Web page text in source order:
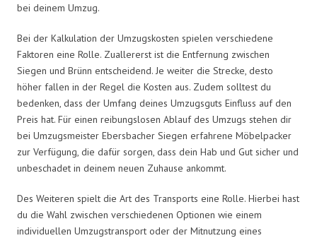
bei deinem Umzug.
Bei der Kalkulation der Umzugskosten spielen verschiedene
Faktoren eine Rolle. Zuallererst ist die Entfernung zwischen
Siegen und Brünn entscheidend. Je weiter die Strecke, desto
höher fallen in der Regel die Kosten aus. Zudem solltest du
bedenken, dass der Umfang deines Umzugsguts Einfluss auf den
Preis hat. Für einen reibungslosen Ablauf des Umzugs stehen dir
bei Umzugsmeister Ebersbacher Siegen erfahrene Möbelpacker
zur Verfügung, die dafür sorgen, dass dein Hab und Gut sicher und
unbeschadet in deinem neuen Zuhause ankommt.
Des Weiteren spielt die Art des Transports eine Rolle. Hierbei hast
du die Wahl zwischen verschiedenen Optionen wie einem
individuellen Umzugstransport oder der Mitnutzung eines